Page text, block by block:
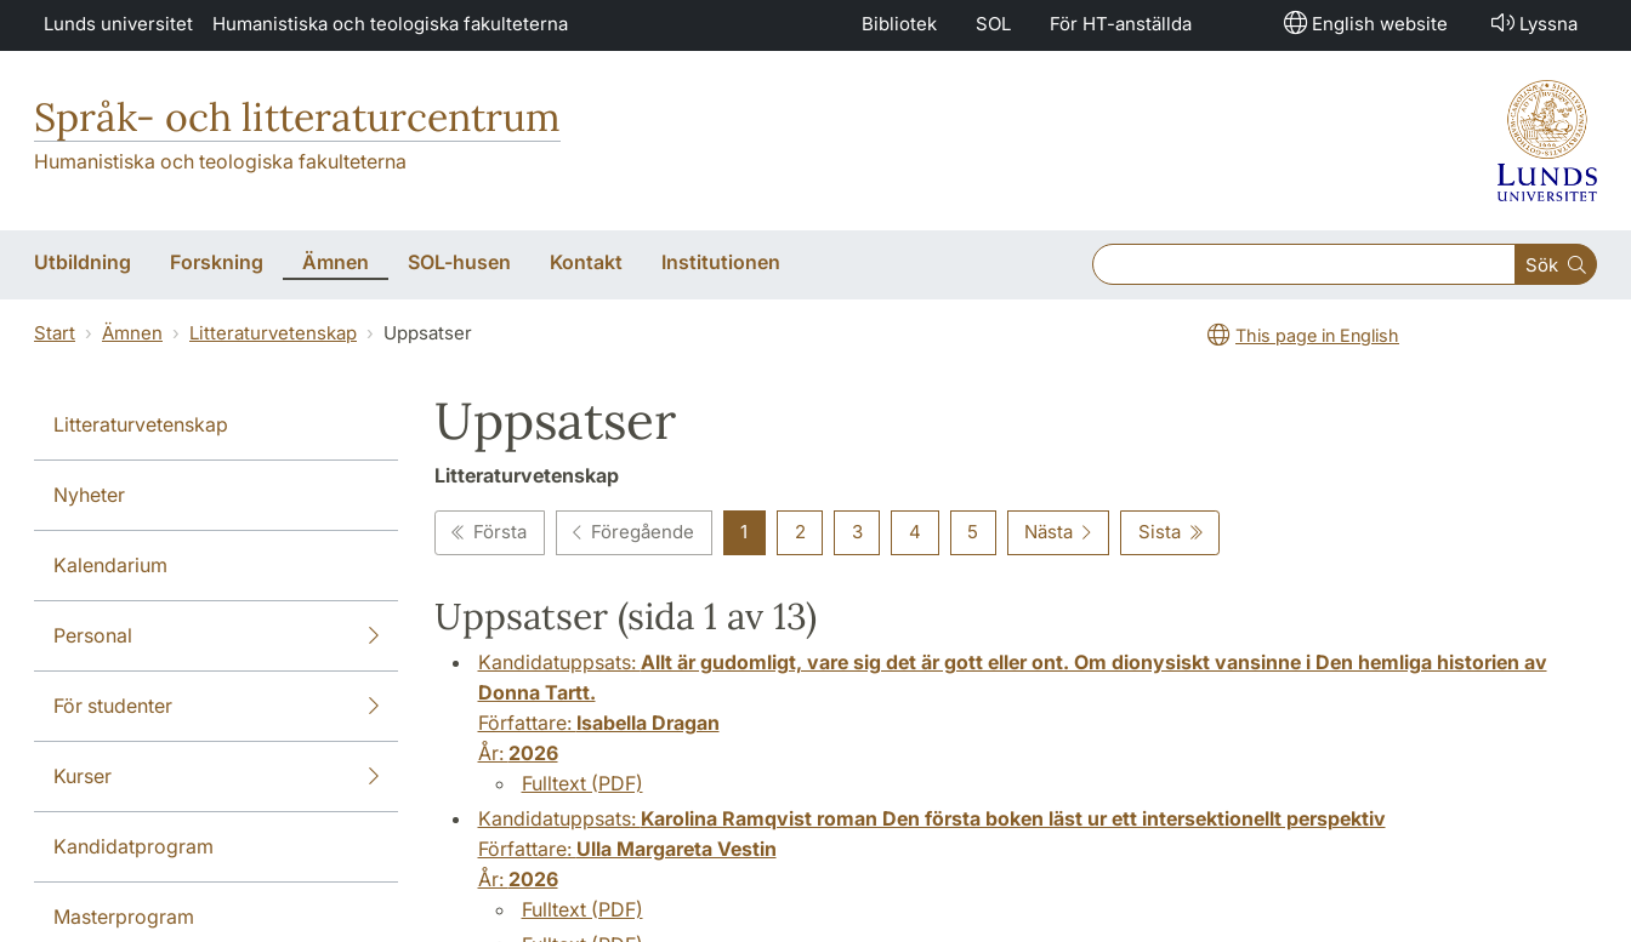
Hoppa till huvudinnehåll
Lunds universitet Humanistiska och teologiska fakulteterna Bibliotek SOL För HT-anställda English website Lyssna
Språk- och litteraturcentrum
Humanistiska och teologiska fakulteterna
Utbildning Forskning Ämnen SOL-husen Kontakt Institutionen Sök
Start Ämnen Litteraturvetenskap Uppsatser This page in English
Litteraturvetenskap
Nyheter
Kalendarium
Personal
För studenter
Kurser
Kandidatprogram
Masterprogram
Uppsatser
Litteraturvetenskap
Första Föregående 1 2 3 4 5 Nästa Sista
Uppsatser (sida 1 av 13)
Kandidatuppsats: Allt är gudomligt, vare sig det är gott eller ont. Om dionysiskt vansinne i Den hemliga historien av
Donna Tartt.
Författare: Isabella Dragan
År: 2026
Fulltext (PDF)
Kandidatuppsats: Karolina Ramqvist roman Den första boken läst ur ett intersektionellt perspektiv
Författare: Ulla Margareta Vestin
År: 2026
Fulltext (PDF)